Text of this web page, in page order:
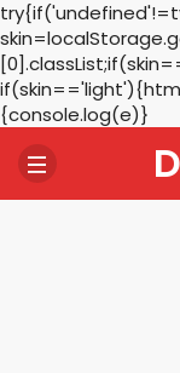
{console.log(e)}